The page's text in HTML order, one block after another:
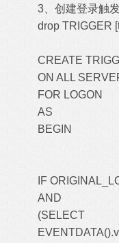
3、创建登录触
drop TRIGGER
CREATE
ON ALL
FOR LOGON
AS
BEGIN
IF
AND
(SELECT